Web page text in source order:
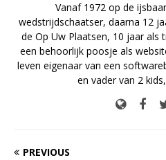
Vanaf 1972 op de
wedstrijdschaatser, daarna 12
de Op Uw Plaatsen, 10 jaar als
een behoorlijk poosje als
leven eigenaar van een
en vader van 2
PREVIOUS